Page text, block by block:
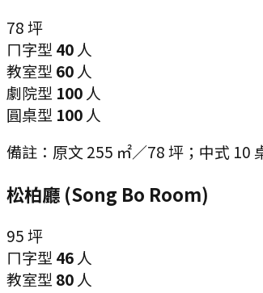
78坪
ㄇ字型 40人
教室型 60人
劇院型 100人
圓桌型 100人
備註： 原文 255 ㎡／78 坪；中式
松柏廳 (Song Bo Room)
95坪
ㄇ字型 46 人
教室型 80 人